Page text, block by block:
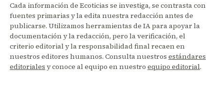
Cada información de Ecoticias se investiga, se contrasta con
fuentes primarias y la edita nuestra redacción antes de
publicarse. Utilizamos herramientas de IA para apoyar la
documentación y la redacción, pero la verificación, el
criterio editorial y la responsabilidad final recaen en
nuestros editores humanos. Consulta nuestros estándares
editoriales y conoce al equipo en nuestro equipo editorial.